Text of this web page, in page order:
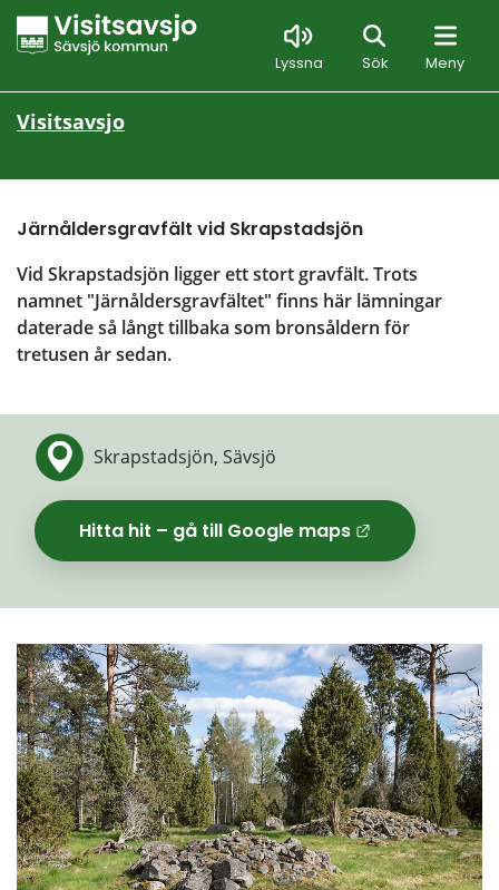
Lyssna Sök Meny
Sök
Visitsavsjo
Järnåldersgravfält vid Skrapstadsjön
Vid Skrapstadsjön ligger ett stort gravfält. Trots
namnet "Järnåldersgravfältet" finns här lämningar
daterade så långt tillbaka som bronsåldern för
tretusen år sedan.
Skrapstadsjön, Sävsjö
Hitta hit – gå till Google maps